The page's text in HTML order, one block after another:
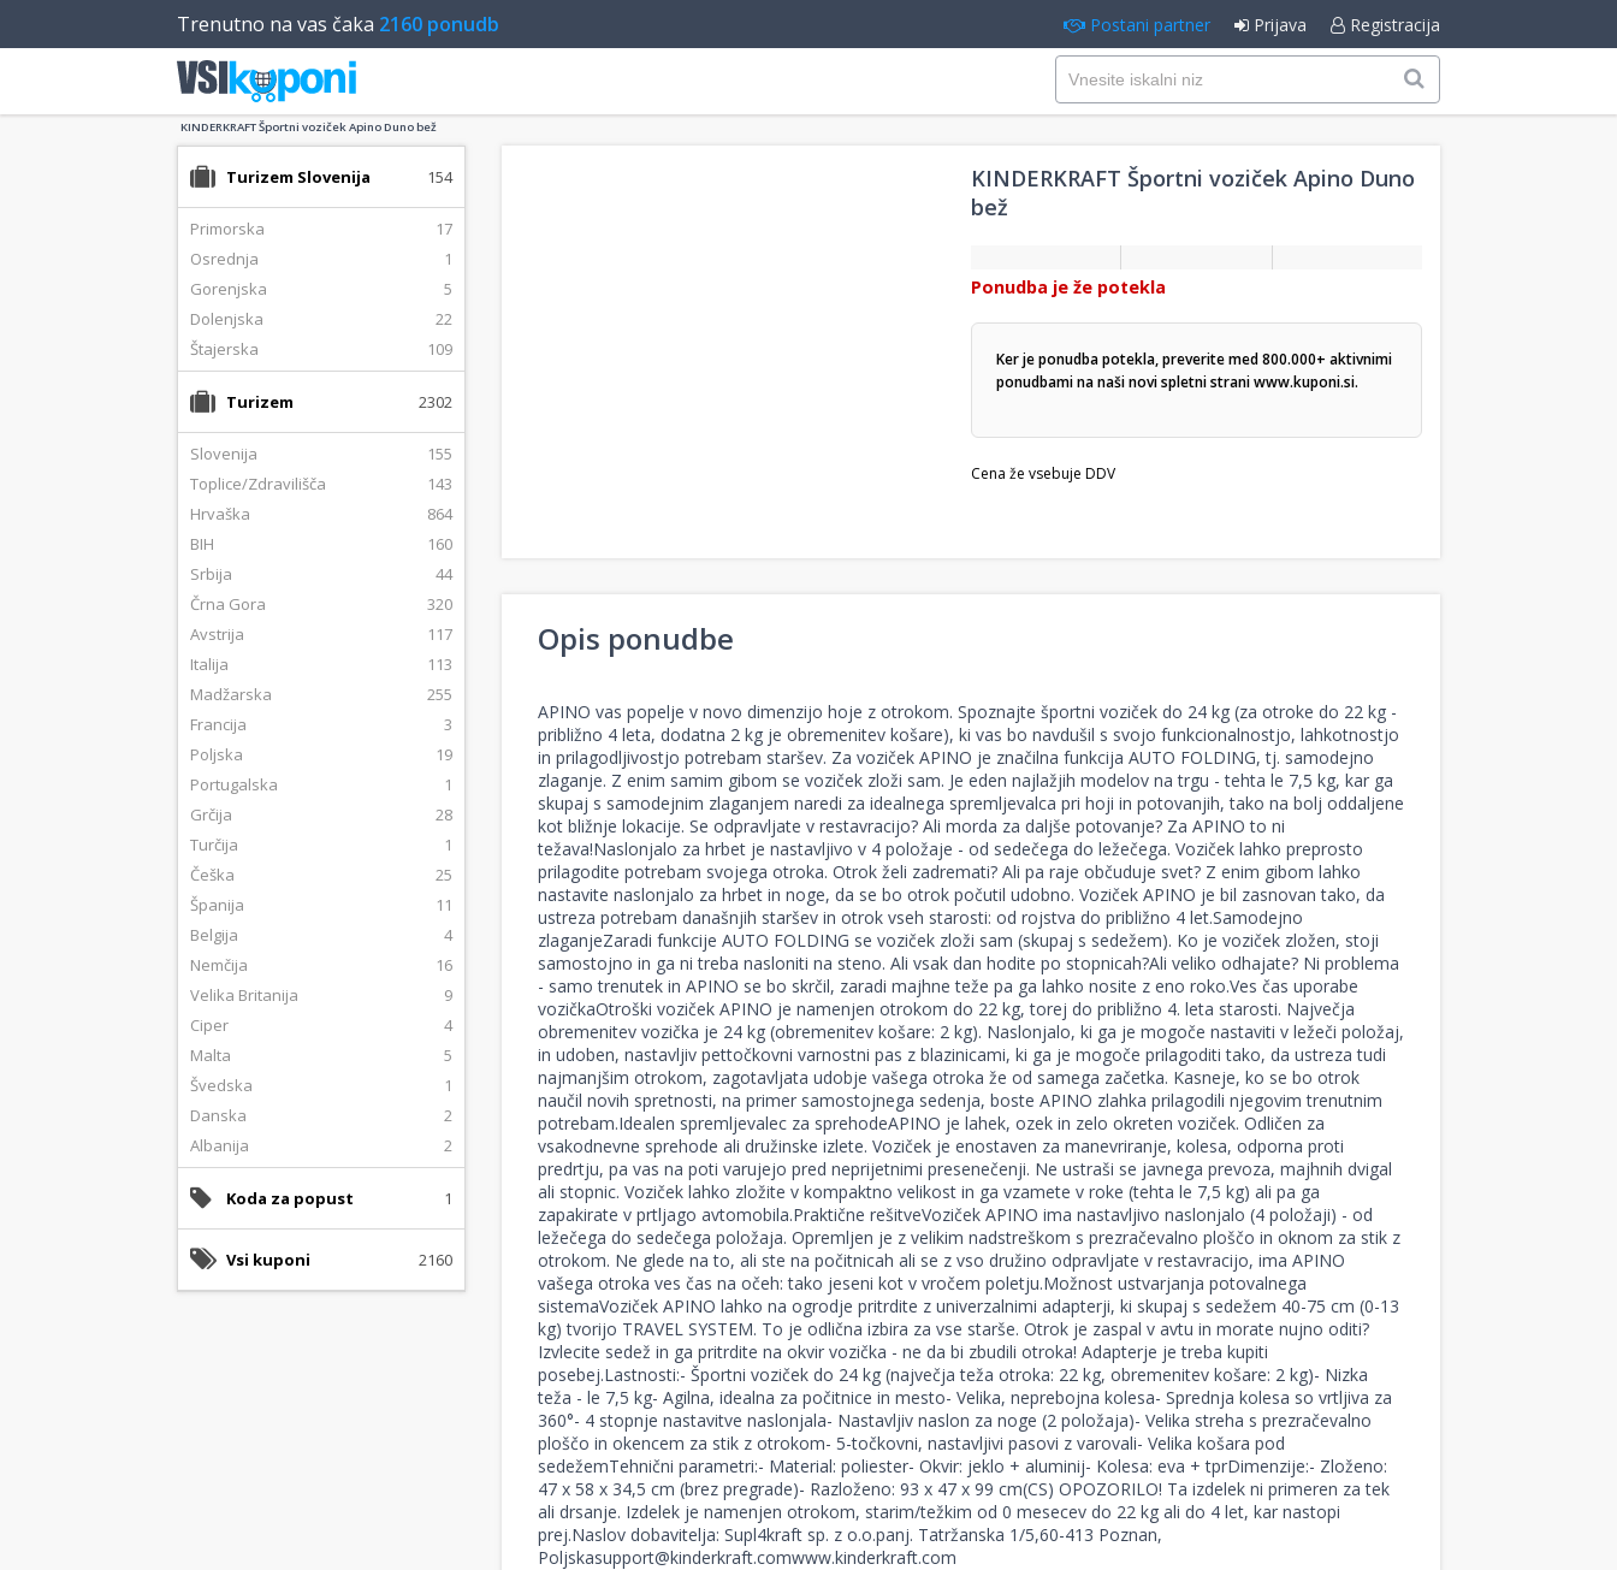
Trenutno na vas čaka 2160 ponudb Postani partner Prijava Registracija
KINDERKRAFT Športni voziček Apino Duno bež
Turizem Slovenija 154
Primorska
17
Osrednja
1
Gorenjska
5
Dolenjska
22
Štajerska
109
Turizem 2302
Slovenija
155
Toplice/Zdravilišča
143
Hrvaška
864
BIH
160
Srbija
44
Črna Gora
320
Avstrija
117
Italija
113
Madžarska
255
Francija
3
Poljska
19
Portugalska
1
Grčija
28
Turčija
1
Češka
25
Španija
11
Belgija
4
Nemčija
16
Velika Britanija
9
Ciper
4
Malta
5
Švedska
1
Danska
2
Albanija
2
Koda za popust 1
Vsi kuponi 2160
KINDERKRAFT Športni voziček Apino Duno
bež
Ponudba je že potekla
Ker je ponudba potekla, preverite med 800.000+ aktivnimi
ponudbami na naši novi spletni straniwww.kuponi.si.
Cena že vsebuje DDV
Opis ponudbe
APINO vas popelje v novo dimenzijo hoje z otrokom. Spoznajte športni voziček do 24 kg (za otroke do 22 kg -
približno 4 leta, dodatna 2 kg je obremenitev košare), ki vas bo navdušil s svojo funkcionalnostjo, lahkotnostjo
in prilagodljivostjo potrebam staršev. Za voziček APINO je značilna funkcija AUTO FOLDING, tj. samodejno
zlaganje. Z enim samim gibom se voziček zloži sam. Je eden najlažjih modelov na trgu - tehta le 7,5 kg, kar ga
skupaj s samodejnim zlaganjem naredi za idealnega spremljevalca pri hoji in potovanjih, tako na bolj oddaljene
kot bližnje lokacije. Se odpravljate v restavracijo? Ali morda za daljše potovanje? Za APINO to ni
težava!Naslonjalo za hrbet je nastavljivo v 4 položaje - od sedečega do ležečega. Voziček lahko preprosto
prilagodite potrebam svojega otroka. Otrok želi zadremati? Ali pa raje občuduje svet? Z enim gibom lahko
nastavite naslonjalo za hrbet in noge, da se bo otrok počutil udobno. Voziček APINO je bil zasnovan tako, da
ustreza potrebam današnjih staršev in otrok vseh starosti: od rojstva do približno 4 let.Samodejno
zlaganjeZaradi funkcije AUTO FOLDING se voziček zloži sam (skupaj s sedežem). Ko je voziček zložen, stoji
samostojno in ga ni treba nasloniti na steno. Ali vsak dan hodite po stopnicah?Ali veliko odhajate? Ni problema
- samo trenutek in APINO se bo skrčil, zaradi majhne teže pa ga lahko nosite z eno roko.Ves čas uporabe
vozičkaOtroški voziček APINO je namenjen otrokom do 22 kg, torej do približno 4. leta starosti. Največja
obremenitev vozička je 24 kg (obremenitev košare: 2 kg). Naslonjalo, ki ga je mogoče nastaviti v ležeči položaj,
in udoben, nastavljiv pettočkovni varnostni pas z blazinicami, ki ga je mogoče prilagoditi tako, da ustreza tudi
najmanjšim otrokom, zagotavljata udobje vašega otroka že od samega začetka. Kasneje, ko se bo otrok
naučil novih spretnosti, na primer samostojnega sedenja, boste APINO zlahka prilagodili njegovim trenutnim
potrebam.Idealen spremljevalec za sprehodeAPINO je lahek, ozek in zelo okreten voziček. Odličen za
vsakodnevne sprehode ali družinske izlete. Voziček je enostaven za manevriranje, kolesa, odporna proti
predrtju, pa vas na poti varujejo pred neprijetnimi presenečenji. Ne ustraši se javnega prevoza, majhnih dvigal
ali stopnic. Voziček lahko zložite v kompaktno velikost in ga vzamete v roke (tehta le 7,5 kg) ali pa ga
zapakirate v prtljago avtomobila.Praktične rešitveVoziček APINO ima nastavljivo naslonjalo (4 položaji) - od
ležečega do sedečega položaja. Opremljen je z velikim nadstreškom s prezračevalno ploščo in oknom za stik z
otrokom. Ne glede na to, ali ste na počitnicah ali se z vso družino odpravljate v restavracijo, ima APINO
vašega otroka ves čas na očeh: tako jeseni kot v vročem poletju.Možnost ustvarjanja potovalnega
sistemaVoziček APINO lahko na ogrodje pritrdite z univerzalnimi adapterji, ki skupaj s sedežem 40-75 cm (0-13
kg) tvorijo TRAVEL SYSTEM. To je odlična izbira za vse starše. Otrok je zaspal v avtu in morate nujno oditi?
Izvlecite sedež in ga pritrdite na okvir vozička - ne da bi zbudili otroka! Adapterje je treba kupiti
posebej.Lastnosti:- Športni voziček do 24 kg (največja teža otroka: 22 kg, obremenitev košare: 2 kg)- Nizka
teža - le 7,5 kg- Agilna, idealna za počitnice in mesto- Velika, neprebojna kolesa- Sprednja kolesa so vrtljiva za
360°- 4 stopnje nastavitve naslonjala- Nastavljiv naslon za noge (2 položaja)- Velika streha s prezračevalno
ploščo in okencem za stik z otrokom- 5-točkovni, nastavljivi pasovi z varovali- Velika košara pod
sedežemTehnični parametri:- Material: poliester- Okvir: jeklo + aluminij- Kolesa: eva + tprDimenzije:- Zloženo:
47 x 58 x 34,5 cm (brez pregrade)- Razloženo: 93 x 47 x 99 cm(CS) OPOZORILO! Ta izdelek ni primeren za tek
ali drsanje. Izdelek je namenjen otrokom, starim/težkim od 0 mesecev do 22 kg ali do 4 let, kar nastopi
prej.Naslov dobavitelja: Supl4kraft sp. z o.o.panj. Tatržanska 1/5,60-413 Poznan,
Poljskasupport@kinderkraft.comwww.kinderkraft.com